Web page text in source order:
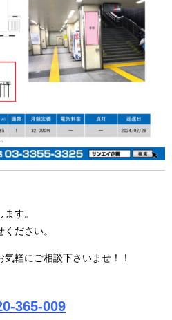
す。
ださい。
軽にご相談下さいませ！！
365-009